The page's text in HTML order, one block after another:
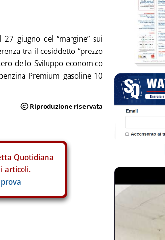
giugno del “margine” sui
tra il cosiddetto “prezzo
dello Sviluppo economico
Premium gasoline 10
Quotidiana
articoli.